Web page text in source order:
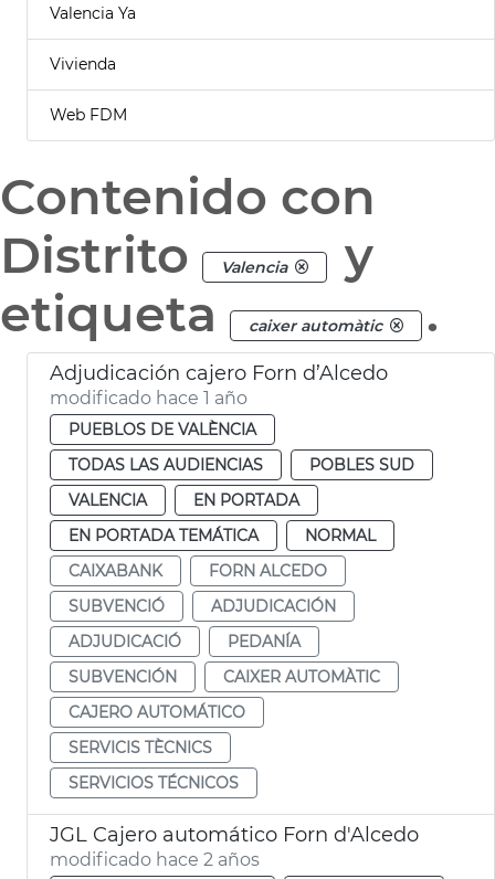
Valencia Ya
Vivienda
Web FDM
Contenido con
Distrito
Valencia
y
etiqueta
caixer automàtic .
Adjudicación cajero Forn d’Alcedo
modificado hace 1 año
PUEBLOS DE VALÈNCIA
TODAS LAS AUDIENCIAS
POBLES SUD
VALENCIA
EN PORTADA
EN PORTADA TEMÁTICA
NORMAL
CAIXABANK
FORN ALCEDO
SUBVENCIÓ
ADJUDICACIÓN
ADJUDICACIÓ
PEDANÍA
SUBVENCIÓN
CAIXER AUTOMÀTIC
CAJERO AUTOMÁTICO
SERVICIS TÈCNICS
SERVICIOS TÉCNICOS
JGL Cajero automático Forn d'Alcedo
modificado hace 2 años